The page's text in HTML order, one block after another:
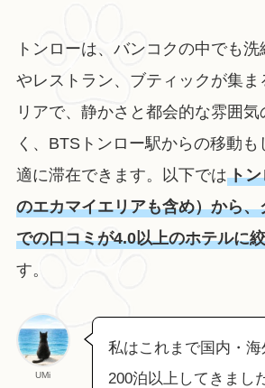
トンローは、バンコクの中でも洗
やレストラン、ブティックが集ま
リアで、静かさと都会的な雰囲気
く、BTSトンロー駅からの移動
適に滞在できます。以下ではトン
のエカマイエリアも含め）から
での口コミが4.0以上のホテルに
す。
UMi
私はこれまで国内・海
200泊以上してきまし